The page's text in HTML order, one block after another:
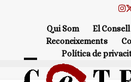
Qui Som El
Reconeixements
Política de
Open
Close